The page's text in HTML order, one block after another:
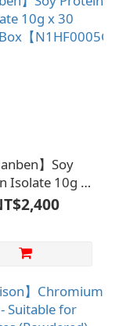
】Soy
Isolate 10g x
30
Box【